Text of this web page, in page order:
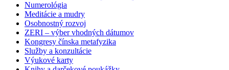
Numerológia
Meditácie a mudry
Osobnostný rozvoj
ZERI – výber vhodných dátumov
Kongresy čínska metafyzika
Služby a konzultácie
Výukové karty